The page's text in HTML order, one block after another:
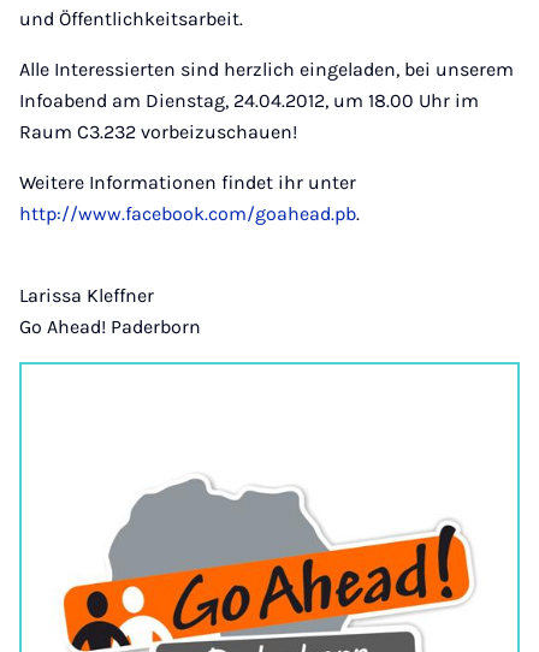
und Öffentlichkeitsarbeit.
Alle Interessierten sind herzlich eingeladen, bei unserem
Infoabend am Dienstag, 24.04.2012, um 18.00 Uhr im
Raum C3.232 vorbeizuschauen!
Weitere Informationen findet ihr unter
http://www.facebook.com/goahead.pb.
Larissa Kleffner
Go Ahead! Paderborn